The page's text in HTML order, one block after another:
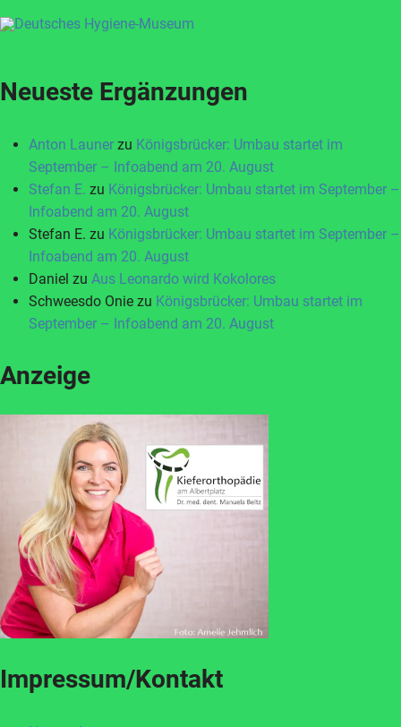
Neueste Ergänzungen
Anton Launer zu Königsbrücker: Umbau startet im
September – Infoabend am 20. August
Stefan E. zu Königsbrücker: Umbau startet im September –
Infoabend am 20. August
Stefan E. zu Königsbrücker: Umbau startet im September –
Infoabend am 20. August
Daniel zu Aus Leonardo wird Kokolores
Schweesdo Onie zu Königsbrücker: Umbau startet im
September – Infoabend am 20. August
Anzeige
Impressum/Kontakt